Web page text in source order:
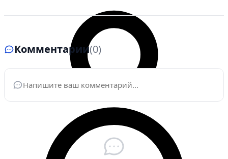
Комментарии(0)
Ваше имя*
Электронная почта